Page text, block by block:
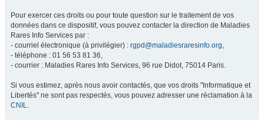
Pour exercer ces droits ou pour toute question sur le traitement de vos
données dans ce dispositif, vous pouvez contacter la direction de Maladies
Rares Info Services par :
- courriel électronique (à privilégier) : rgpd@maladiesraresinfo.org,
- téléphone : 01 56 53 81 36,
- courrier : Maladies Rares Info Services, 96 rue Didot, 75014 Paris.
Si vous estimez, après nous avoir contactés, que vos droits "Informatique et
Libertés" ne sont pas respectés, vous pouvez adresser une réclamation à la
CNIL.